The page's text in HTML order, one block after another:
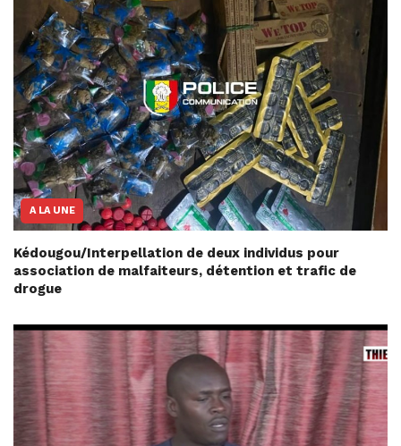
A LA UNE
Kédougou/Interpellation de deux individus pour
association de malfaiteurs, détention et trafic de
drogue